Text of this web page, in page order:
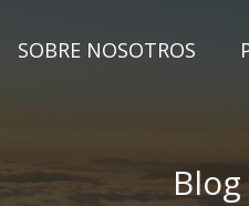
SOBRE NOSOTROS
Blog